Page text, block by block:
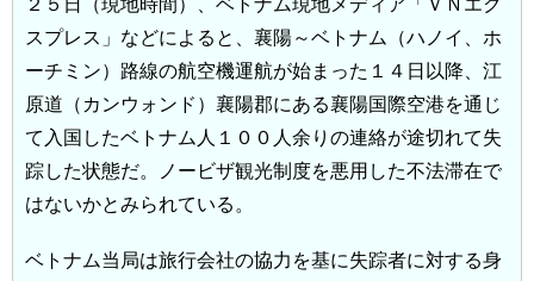
２５日（現地時間）、ベトナム現地メディア「ＶＮエク
スプレス」などによると、襄陽～ベトナム（ハノイ、ホ
ーチミン）路線の航空機運航が始まった１４日以降、江
原道（カンウォンド）襄陽郡にある襄陽国際空港を通じ
て入国したベトナム人１００人余りの連絡が途切れて失
踪した状態だ。ノービザ観光制度を悪用した不法滞在で
はないかとみられている。
ベトナム当局は旅行会社の協力を基に失踪者に対する身